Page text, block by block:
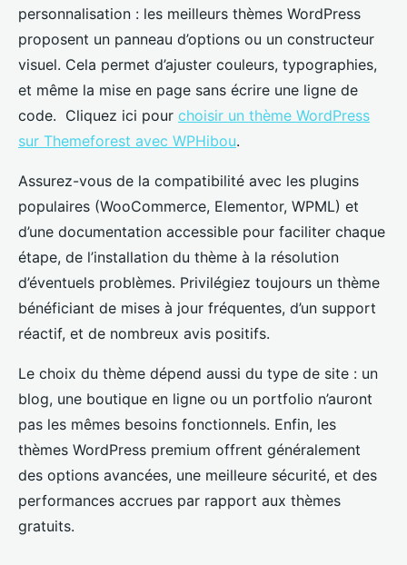
personnalisation : les meilleurs thèmes WordPress
proposent un panneau d’options ou un constructeur
visuel. Cela permet d’ajuster couleurs, typographies,
et même la mise en page sans écrire une ligne de
code. Cliquez ici pour choisir un thème WordPress
sur Themeforest avec WPHibou.
Assurez-vous de la compatibilité avec les plugins
populaires (WooCommerce, Elementor, WPML) et
d’une documentation accessible pour faciliter chaque
étape, de l’installation du thème à la résolution
d’éventuels problèmes. Privilégiez toujours un thème
bénéficiant de mises à jour fréquentes, d’un support
réactif, et de nombreux avis positifs.
Le choix du thème dépend aussi du type de site : un
blog, une boutique en ligne ou un portfolio n’auront
pas les mêmes besoins fonctionnels. Enfin, les
thèmes WordPress premium offrent généralement
des options avancées, une meilleure sécurité, et des
performances accrues par rapport aux thèmes
gratuits.